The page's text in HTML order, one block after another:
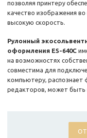
позволяя принтеру
качество изображения
высокую скорость.
Рулонный
оформления ES-640C
на возможностях
совместима для
компьютеру, распознает
редакторов, может быть